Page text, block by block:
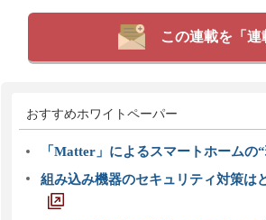
この連載を「
おすすめホワイトペーパー
「Matter」によるスマートホーム
組み込み機器のセキュリティ対策